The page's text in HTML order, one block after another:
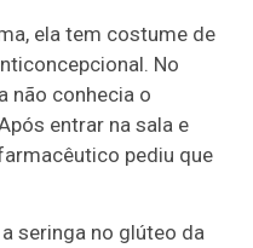
ela tem costume de
No
não conhecia o
entrar na sala e
pediu que
seringa no glúteo da